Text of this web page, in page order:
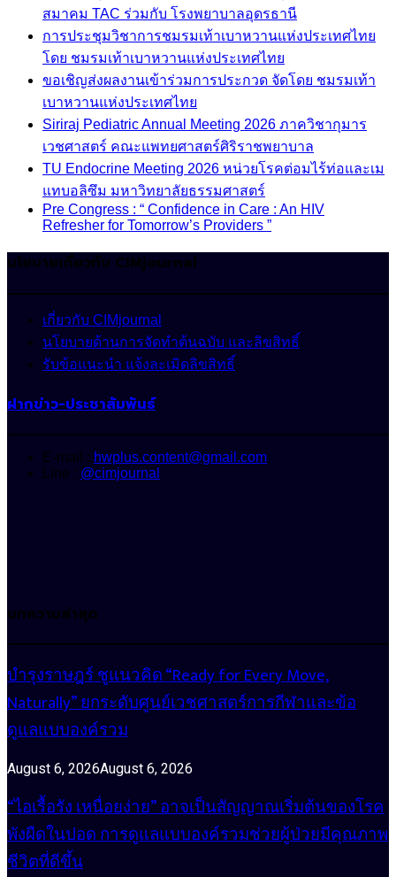
สมาคม TAC ร่วมกับ โรงพยาบาลอุดรธานี
การประชุมวิชาการชมรมเท้าเบาหวานแห่งประเทศไทย
โดย ชมรมเท้าเบาหวานแห่งประเทศไทย
ขอเชิญส่งผลงานเข้าร่วมการประกวด จัดโดย ชมรมเท้า
เบาหวานแห่งประเทศไทย
Siriraj Pediatric Annual Meeting 2026 ภาควิชากุมาร
เวชศาสตร์ คณะแพทยศาสตร์ศิริราชพยาบาล
TU Endocrine Meeting 2026 หน่วยโรคต่อมไร้ท่อและเม
แทบอลิซึม มหาวิทยาลัยธรรมศาสตร์
Pre Congress : “ Confidence in Care : An HIV
Refresher for Tomorrow’s Providers ”
นโยบายเกี่ยวกับ CIMjournal
เกี่ยวกับ CIMjournal
นโยบายด้านการจัดทำต้นฉบับ และลิขสิทธิ์
รับข้อแนะนำ แจ้งละเมิดลิขสิทธิ์
ฝากข่าว-ประชาสัมพันธ์
E-mail : hwplus.content@gmail.com
Line : @cimjournal
บทความล่าสุด
บำรุงราษฎร์ ชูแนวคิด “Ready for Every Move,
Naturally” ยกระดับศูนย์เวชศาสตร์การกีฬาและข้อ
ดูแลแบบองค์รวม
August 6, 2026August 6, 2026
“ไอเรื้อรัง เหนื่อยง่าย” อาจเป็นสัญญาณเริ่มต้นของโรค
พังผืดในปอด การดูแลแบบองค์รวมช่วยผู้ป่วยมีคุณภาพ
ชีวิตที่ดีขึ้น